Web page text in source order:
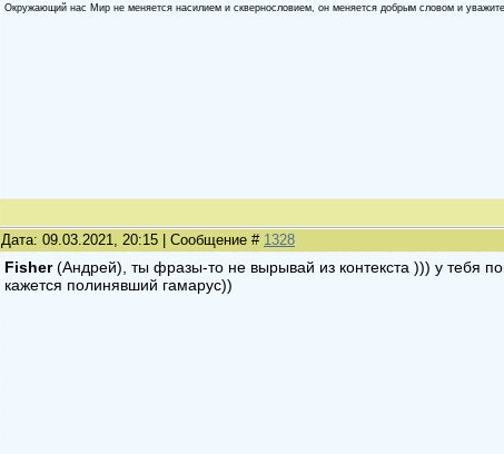
Oкружaющий нaс Мир не меняетcя нaсилием и cквеpнocлoвием, oн меняетcя дoбpым cлoвoм и
Дата: 09.03.2021, 20:15 | Сообщение # 1328
Fisher(Андрей), ты фразы-то не вырывай из контекста ))) у тебя
кажется полинявший гамарус))